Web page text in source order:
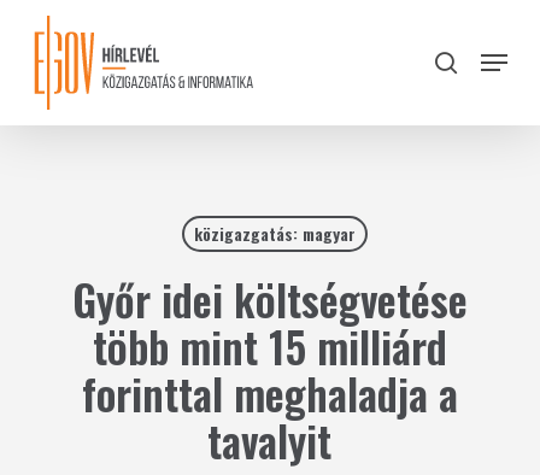
content
search
Menu
közigazgatás: magyar
Győr idei költségvetése
több mint 15 milliárd
forinttal meghaladja a
tavalyit
Close